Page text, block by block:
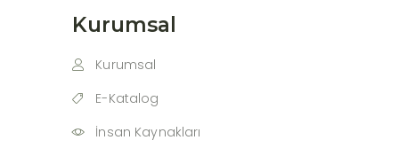
Kurumsal
Kurumsal
E-Katalog
İnsan Kaynakları